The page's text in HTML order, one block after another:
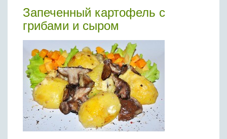
Запеченный картофель с
грибами и сыром